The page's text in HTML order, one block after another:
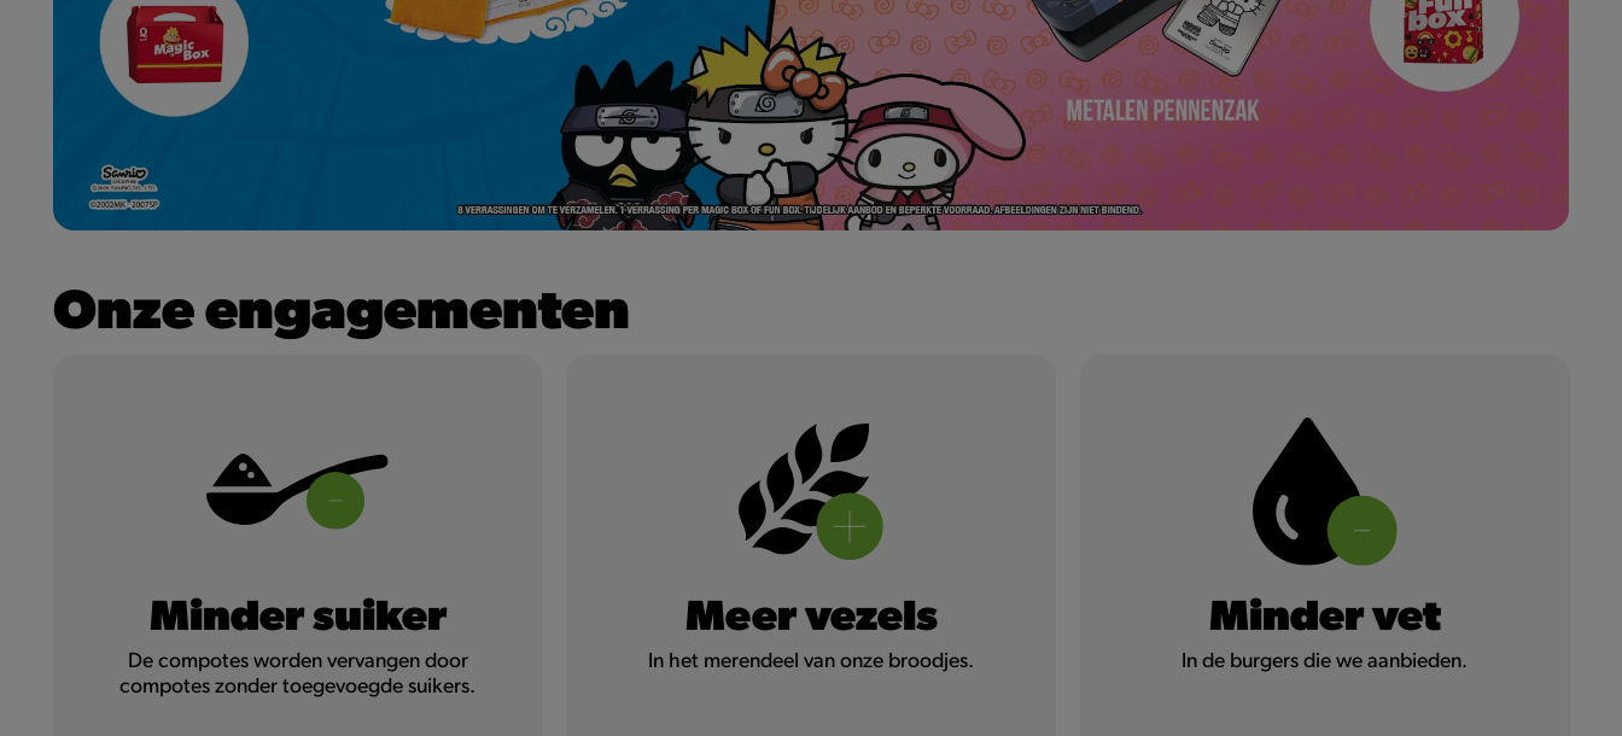
Onze engagementen
Minder suiker
Minder suiker
De compotes worden vervangen door
compotes zonder toegevoegde suikers.
Meer vezels
Meer vezels
In het merendeel van onze broodjes.
Minder vet
Minder vet
In de burgers die we aanbieden.